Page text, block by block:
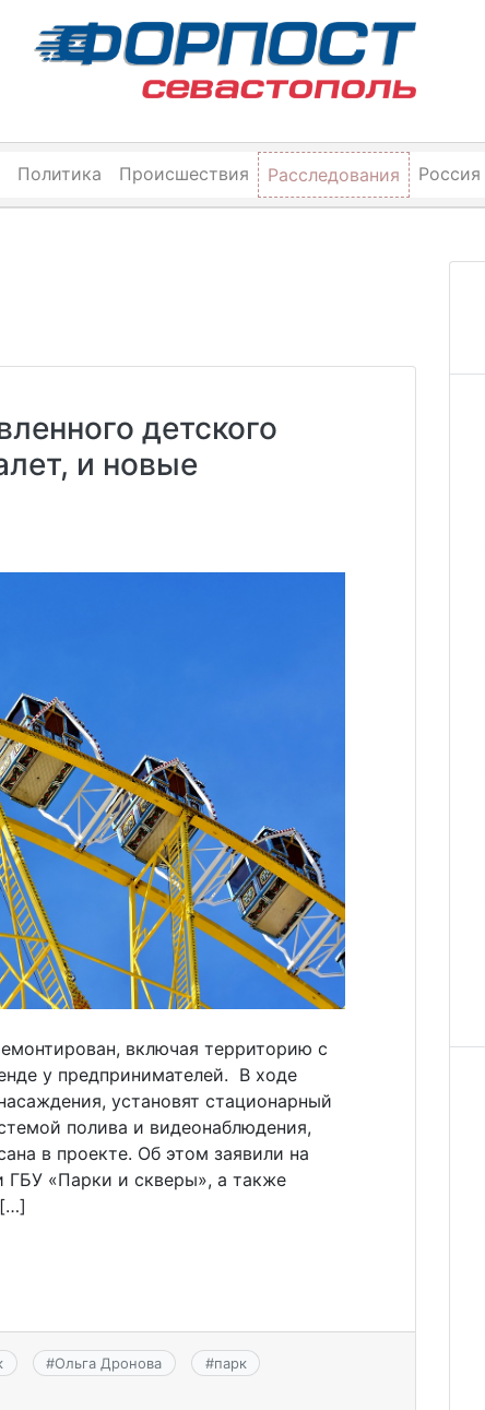
Политика Происшествия Расследования Россия
детского
и новые
включая территорию с
у предпринимателей. В ходе
установят стационарный
полива и видеонаблюдения,
в проекте. Об этом заявили на
ГБУ «Парки и скверы», а также
#Ольга Дронова #парк